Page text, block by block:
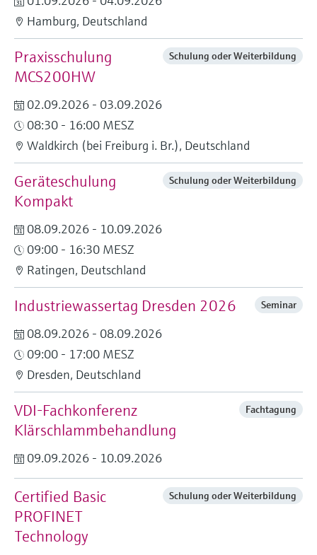
Device Viewer
Produktspezifische Informationen und
Dokumente finden
Ersatzteile anhand von Produktwurzel,
Bestellcode oder Seriennummer finden
Füllstandsmessung
Alle ansehen
Analysatoren für Härte, Eisen,
Aluminium & Chromat
Prozessphotometer
Mikrowellentransmission
Memosens-Technologie
Alle ansehen
Hamburg, Deutschland
Praxisschulung
MCS200HW
Schulung oder Weiterbildung
02.09.2026 - 03.09.2026
08:30 - 16:00 MESZ
Waldkirch (bei Freiburg i. Br.), Deutschland
Geräteschulung
Kompakt
Schulung oder Weiterbildung
08.09.2026 - 10.09.2026
09:00 - 16:30 MESZ
Ratingen, Deutschland
Industriewassertag Dresden 2026 Seminar
08.09.2026 - 08.09.2026
09:00 - 17:00 MESZ
Dresden, Deutschland
VDI-Fachkonferenz
Klärschlammbehandlung
Fachtagung
09.09.2026 - 10.09.2026
Certified Basic
PROFINET
Technology
Schulung oder Weiterbildung